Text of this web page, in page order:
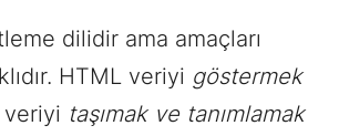
dilidir ama amaçları
HTML veriyi göstermek
veriyi taşımak ve tanımlamak